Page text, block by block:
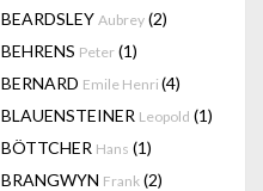
BEARDSLEY Aubrey (2)
BEHRENS Peter (1)
BERNARD Emile Henri (4)
BLAUENSTEINER Leopold (1)
BÖTTCHER Hans (1)
BRANGWYN Frank (2)